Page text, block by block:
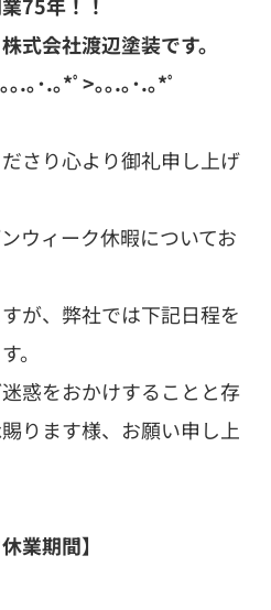
会社渡辺塗装です。
.｡･.｡*ﾟ>｡｡.｡･.｡*ﾟ
さり心より御礼申し上げ
ウィーク休暇についてお
が、弊社では下記日程を
。
惑をおかけすることと存
ります様、お願い申し上
業期間】